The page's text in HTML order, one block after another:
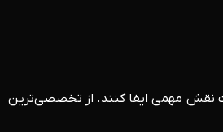
نقش مهمی ایفا کنند. از تخصصی‌ترین